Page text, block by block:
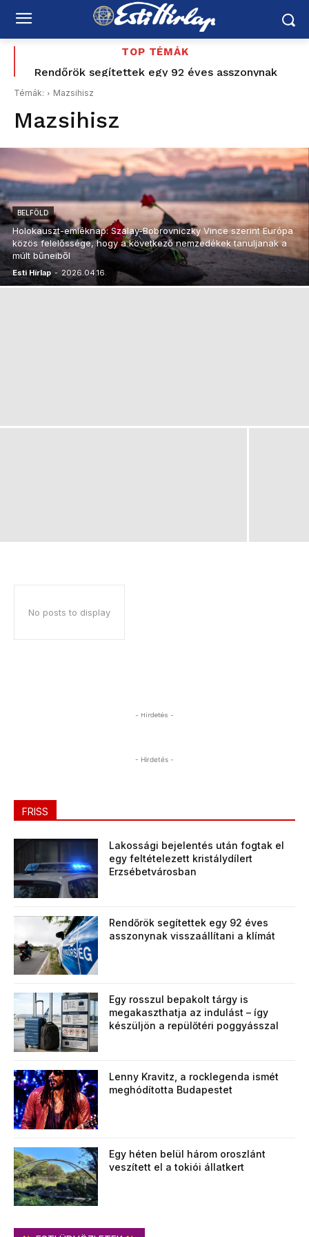
TOP TÉMÁK
Rendőrök segítettek egy 92 éves asszonynak
Boldog Születésnapot Domján Kata
Témák: Mazsihisz
Mazsihisz
BELFÖLD
Holokauszt-emléknap: Szalay-Bobrovniczky Vince szerint Európa
közös felelőssége, hogy a következő nemzedékek tanuljanak a
múlt bűneiből
Esti Hírlap - 2026.04.16.
No posts to display
- Hirdetés -
- Hirdetés -
FRISS
Lakossági bejelentés után fogtak el
egy feltételezett kristálydílert
Erzsébetvárosban
Rendőrök segítettek egy 92 éves
asszonynak visszaállítani a klímát
Egy rosszul bepakolt tárgy is
megakaszthatja az indulást – így
készüljön a repülőtéri poggyásszal
Lenny Kravitz, a rocklegenda ismét
meghódította Budapestet
Egy héten belül három oroszlánt
veszített el a tokiói állatkert